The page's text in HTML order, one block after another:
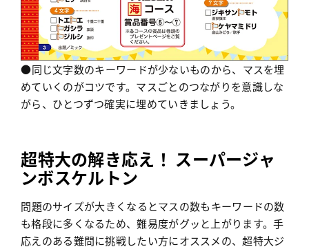
●同じ文字数のキーワードが少ないものから、マスを埋
めていくのがコツです。マスごとのつながりを意識しな
がら、ひとつずつ確実に埋めていきましょう。
超特大の解き応え！ スーパージャ
ンボスケルトン
問題のサイズが大きくなるとマスの数もキーワードの数
も格段に多くなるため、難易度がグッと上がります。手
応えのある難問に挑戦したい方にオススメの、超特大ジ